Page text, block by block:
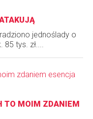
jednoślady o
tys. zł....
TO MOIM ZDANIEM